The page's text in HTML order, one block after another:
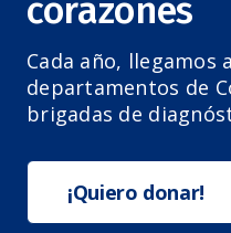
corazones
Cada año, llegamos
departamentos de
brigadas de
¡Quiero donar!